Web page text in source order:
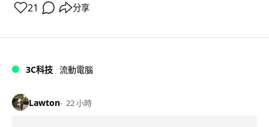
21 分享
3C科技 流動電腦
Lawton 22 小時